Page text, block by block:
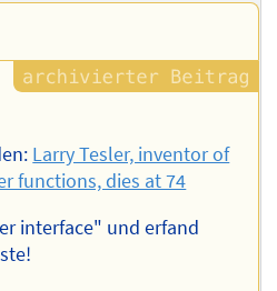
Larry Tesler, inventor of
functions, dies at 74
interface" und erfand